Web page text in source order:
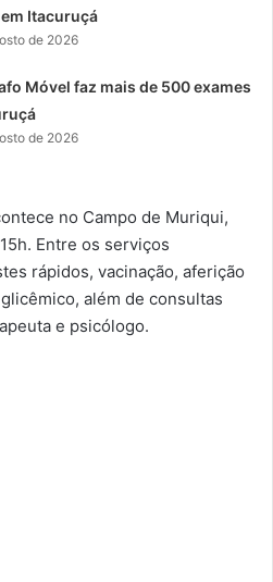
Itacuruçá
de 2026
Móvel faz mais de 500 exames
de 2026
no Campo de Muriqui,
Entre os serviços
rápidos, vacinação, aferição
além de consultas
e psicólogo.